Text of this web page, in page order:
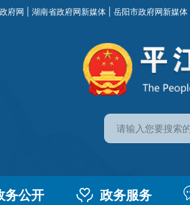
府网 湖南省政府网新媒体 岳阳市政府网新媒体
务公开 政务服务